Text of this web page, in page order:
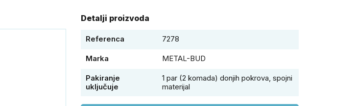
Detalji proizvoda
Referenca 7278
Marka METAL-BUD
Pakiranje
uključuje
1 par (2 komada) donjih pokrova, spojni
materijal